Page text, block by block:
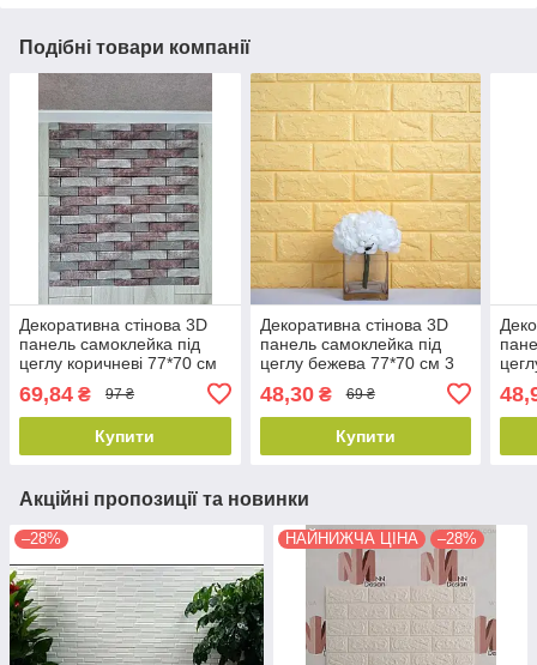
Подібні товари компанії
Декоративна стінова 3D
панель самоклейка під
цеглу коричневі 77*70 см
69,84 ₴ 97 ₴
Купити
Декоративна стінова 3D
панель самоклейка під
цеглу бежева 77*70 см 3
48,30₴ 69 ₴
Купити
Акційні пропозиції та новинки
–28% НАЙНИЖЧА ЦІНА –28%